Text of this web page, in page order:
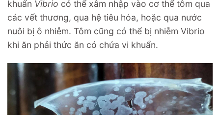
khuẩn Vibrio có thể xâm nhập vào cơ thể tôm qua
các vết thương, qua hệ tiêu hóa, hoặc qua nước
nuôi bị ô nhiễm. Tôm cũng có thể bị nhiễm Vibrio
khi ăn phải thức ăn có chứa vi khuẩn.